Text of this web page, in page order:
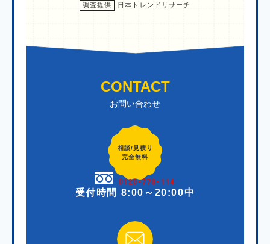
調査提供 日本トレンドリサーチ
CONTACT
お問い合わせ
相談/見積り
完全無料
0120-778-114
受付時間 8:00～20:00中